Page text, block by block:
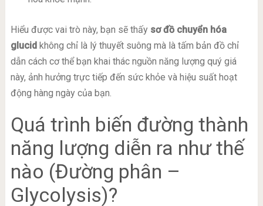
Hiểu được vai trò này, bạn sẽ thấy sơ đồ chuyển hóa
glucid không chỉ là lý thuyết suông mà là tấm bản đồ chỉ
dẫn cách cơ thể bạn khai thác nguồn năng lượng quý giá
này, ảnh hưởng trực tiếp đến sức khỏe và hiệu suất hoạt
động hàng ngày của bạn.
Quá trình biến đường thành
năng lượng diễn ra như thế
nào (Đường phân –
Glycolysis)?